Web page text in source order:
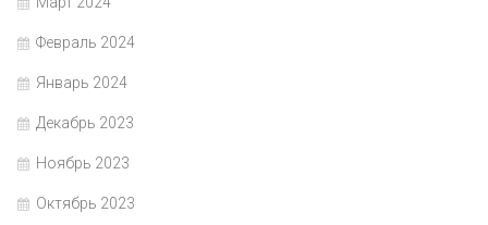
Февраль 2024
Январь 2024
Декабрь 2023
Ноябрь 2023
Октябрь 2023